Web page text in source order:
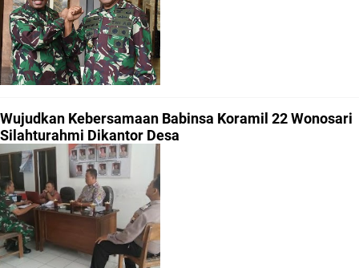
Wujudkan Kebersamaan Babinsa Koramil 22 Wonosari
Silahturahmi Dikantor Desa